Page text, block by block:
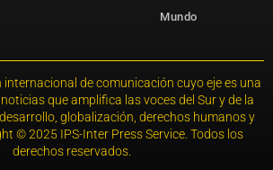
Mundo
internacional de comunicación cuyo eje es una
que amplifica las voces del Sur y de la
globalización, derechos humanos y
© 2025 IPS-Inter Press Service. Todos los
derechos reservados.